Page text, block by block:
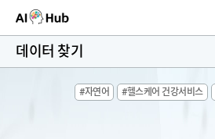
AI-Hub
데이터 찾기
#자연어 #헬스케어 건강서비스